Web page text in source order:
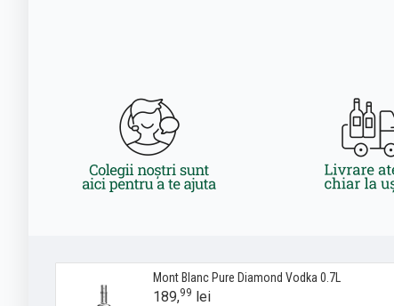
Mont Blanc Pure Diamond Vodka 0.7L
189,99 lei